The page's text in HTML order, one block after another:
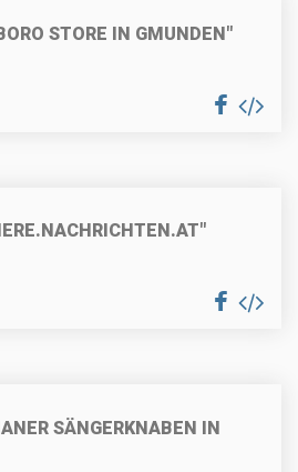
STORE IN GMUNDEN"
SÄNGERKNABEN IN